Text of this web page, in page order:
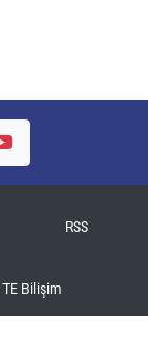
RSS
TE Bilişim